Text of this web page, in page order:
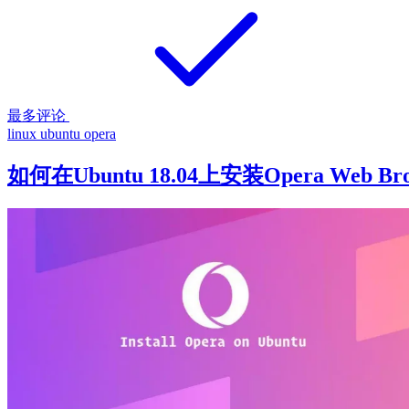
最多评论
linux ubuntu opera
如何在Ubuntu 18.04上安装Opera Web